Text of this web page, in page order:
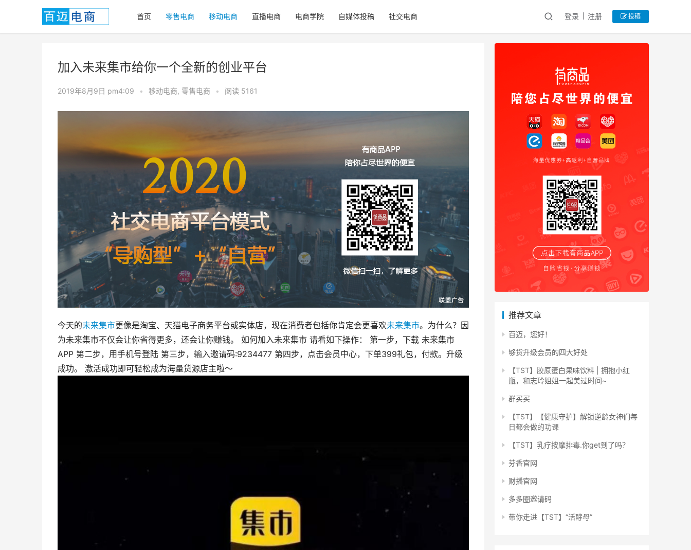
首页 零售电商 移动电商 直播电商 电商学院 自媒体投稿 社交电商 登录 注册 投稿
加入未来集市给你一个全新的创业平台
2019年8月9日 pm4:09 • 移动电商, 零售电商 • 阅读 5161
今天的未来集市更像是淘宝、天猫电子商务平台或实体店，现在消费者包括你肯定会更喜欢未来集市。为什么？因
为未来集市不仅会让你省得更多，还会让你赚钱。 如何加入未来集市 请看如下操作： 第一步，下载 未来集市
APP 第二步，用手机号登陆 第三步，输入邀请码:9234477 第四步，点击会员中心，下单399礼包，付款。升级
成功。 激活成功即可轻松成为海量货源店主啦～
推荐文章
百迈，您好！
够货升级会员的四大好处
【TST】胶原蛋白果味饮料 | 拥抱小红
瓶，和志玲姐姐一起美过时间~
群买买
【TST】【健康守护】解锁逆龄女神们每
日都会做的功课
【TST】乳疗按摩排毒.你get到了吗？
芬香官网
财播官网
多多圈邀请码
带你走进【TST】“活酵母”